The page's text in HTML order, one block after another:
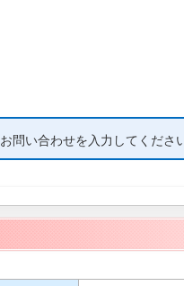
お問い合わせを入力してくださ